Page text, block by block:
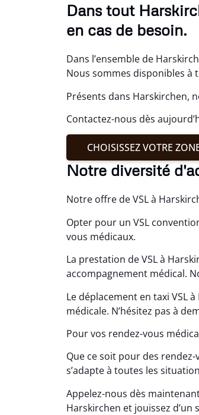
Dans tout
en cas de besoin.
Dans l’ensemble de
Nous sommes disponibles à
Présents dans Harskirchen,
Contactez-nous dès
CHOISISSEZ VOTRE
Notre diversité
Notre offre de VSL à
Opter pour un VSL
vous médicaux.
La prestation de VSL à
accompagnement médical.
Le déplacement en taxi VSL
médicale. N’hésitez pas à
Pour vos rendez-vous
Que ce soit pour des
s’adapte à toutes les
Appelez-nous dès
Harskirchen et jouissez d’un